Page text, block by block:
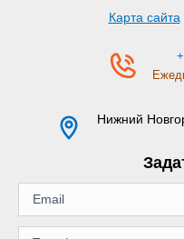
Карта сайта
Нижний